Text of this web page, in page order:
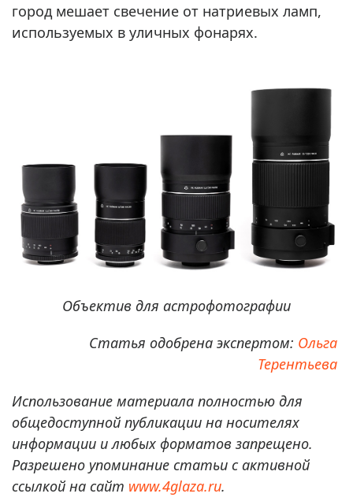
город мешает свечение от натриевых ламп,
используемых в уличных фонарях.
Объектив для астрофотографии
Статья одобрена экспертом: Ольга
Терентьева
Использование материала полностью для
общедоступной публикации на носителях
информации и любых форматов запрещено.
Разрешено упоминание статьи с активной
ссылкой на сайт www.4glaza.ru.